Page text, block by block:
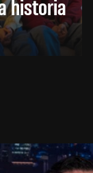
historia